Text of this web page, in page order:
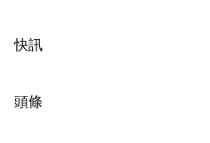
快訊
頭條